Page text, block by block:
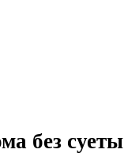
без суеты